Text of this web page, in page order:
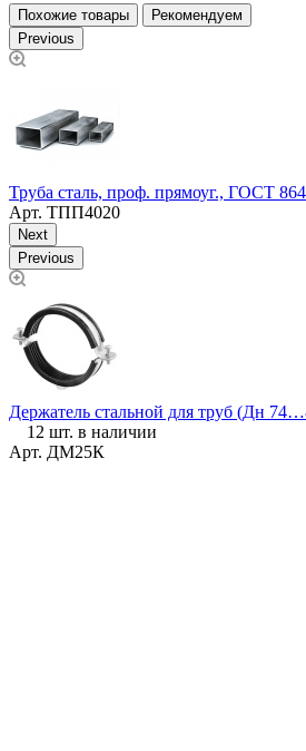
Похожие товары
Рекомендуем
Previous
Труба сталь, проф. прямоуг., ГОСТ
Арт. ТПП4020
Next
Previous
Держатель стальной для труб (Дн
12 шт. в наличии
Арт. ДМ25К